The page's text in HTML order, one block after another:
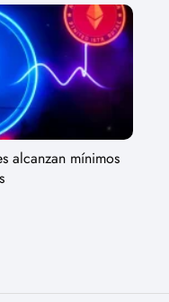
alcanzan mínimos